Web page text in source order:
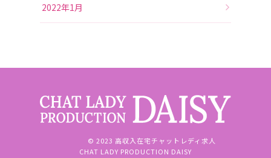
2022年1月
© 2023 高収入在宅チャットレディ求人
CHAT LADY PRODUCTION DAISY